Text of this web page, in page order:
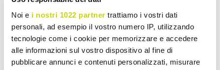
Noi e i nostri 1022 partner trattiamo i vostri dati
personali, ad esempio il vostro numero IP, utilizzando
tecnologie come i cookie per memorizzare e accedere
alle informazioni sul vostro dispositivo al fine di
pubblicare annunci e contenuti personalizzati, misurare